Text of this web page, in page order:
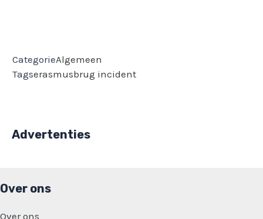
CategorieAlgemeen
Tagserasmusbrug incident
Advertenties
Over ons
Over ons